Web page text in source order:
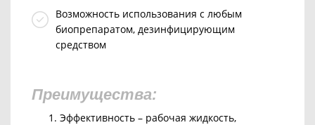
Возможность использования с любым
биопрепаратом, дезинфицирующим
средством
Преимущества:
Эффективность – рабочая жидкость,